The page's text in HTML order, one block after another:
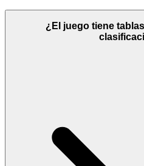
¿El juego tiene